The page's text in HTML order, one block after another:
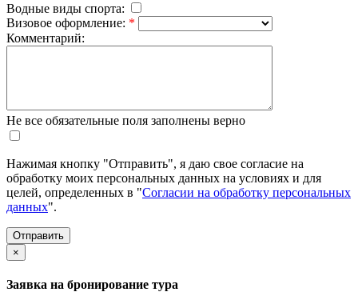
Водные виды спорта:
Визовое оформление: *
Комментарий:
Не все обязательные поля заполнены верно
Нажимая кнопку "Отправить", я даю свое согласие на
обработку моих персональных данных на условиях и для
целей, определенных в "Согласии на обработку персональных
данных".
×
Заявка на бронирование тура